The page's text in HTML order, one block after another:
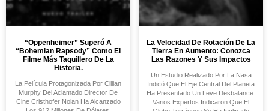
“Oppenheimer” Superó A
“Bohemian Rapsody” Como El
Filme Más Taquillero De La
Historia.
La Película Protagonizada Por Cillian
Murphy Del Aclamado Director De
Cine Cristhofer Nolan Ha Alcanzado
La Velocidad De Rotación De La
Tierra En Aumento: Conozca
Las Razones Y Sus Impactos
Un Estudio Realizado Por La Nasa
Indicó Que El Eje Central Del Planeta
Ha Presentado Un Leve Desbalance.
Varios Expertos Indicaron Que El